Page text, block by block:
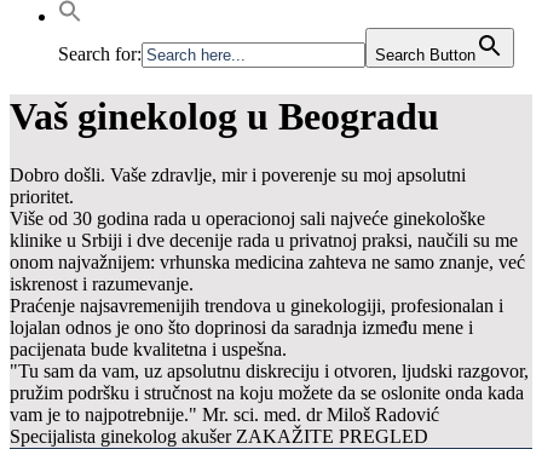
Search for: Search Button
Vaš ginekolog u Beogradu
Dobro došli. Vaše zdravlje, mir i poverenje su moj apsolutni
prioritet.
Više od 30 godina rada u operacionoj sali najveće ginekološke
klinike u Srbiji i dve decenije rada u privatnoj praksi, naučili su me
onom najvažnijem: vrhunska medicina zahteva ne samo znanje, već
iskrenost i razumevanje.
Praćenje najsavremenijih trendova u ginekologiji, profesionalan i
lojalan odnos je ono što doprinosi da saradnja između mene i
pacijenata bude kvalitetna i uspešna.
"Tu sam da vam, uz apsolutnu diskreciju i otvoren, ljudski razgovor,
pružim podršku i stručnost na koju možete da se oslonite onda kada
vam je to najpotrebnije." Mr. sci. med. dr Miloš Radović
Specijalista ginekolog akušer ZAKAŽITE PREGLED